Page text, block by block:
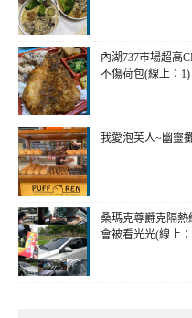
內湖737市場超高
不傷荷包(線上：1)
我愛泡芙人~幽靈
桑瑪克尊爵克隔熱
會被看光光(線上